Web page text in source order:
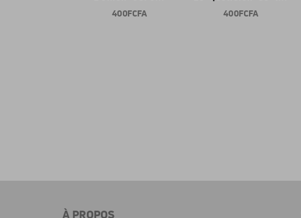
400 FCFA 400 FCFA
À PROPOS